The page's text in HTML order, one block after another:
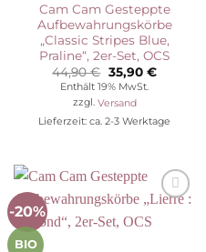
Cam Cam Gesteppte
Aufbewahrungskörbe
„Classic Stripes Blue,
Praline“, 2er-Set, OCS
44,90€ Ursprünglicher
Preis
war:
44,90 €
35,90 €Aktueller
Enthält 19% MwSt.
zzgl. Versand
Lieferzeit: ca. 2-3 Werktage
-20%
BIO
Wunschliste